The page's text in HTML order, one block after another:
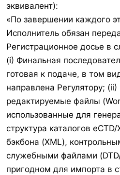
эквивалент):
«По завершении каждого
Исполнитель обязан
Регистрационное досье в
(i) Финальная
готовая к подаче, в том
направлена Регулятору;
редактируемые файлы
использованные для
структура каталогов
бэкбона (XML),
служебными файлами
пригодном для импорта в